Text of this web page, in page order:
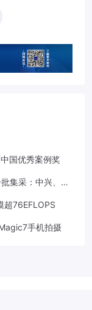
国优秀案例奖
集采：中兴、华
超76EFLOPS
手机拍摄